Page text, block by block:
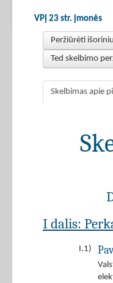
VPĮ 23 str. įmonės
Peržiūrėti
Ted skelbimo
Skelbimas apie
I dalis:
I.1)